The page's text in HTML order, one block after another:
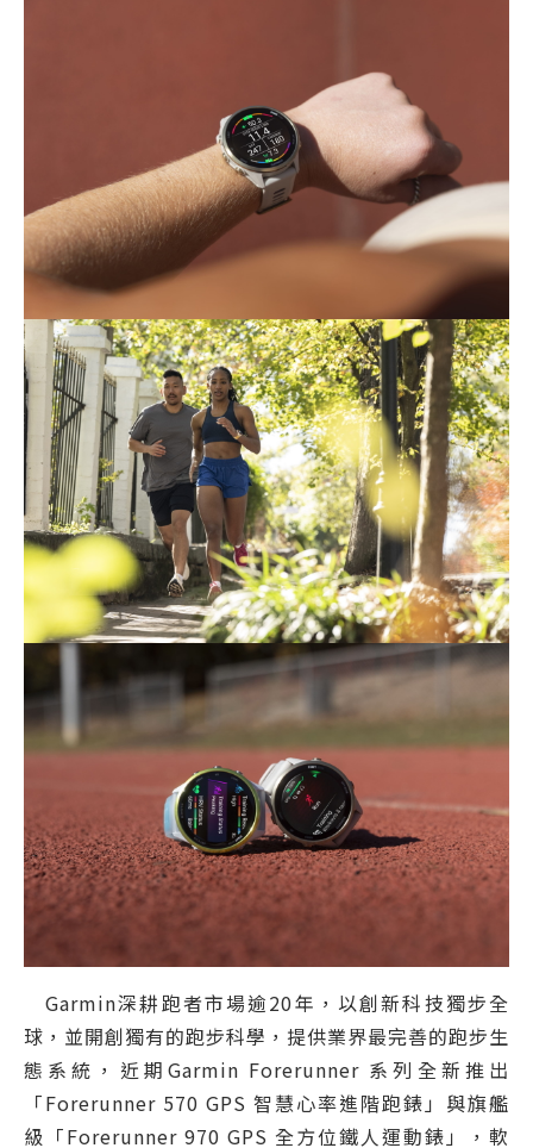
Garmin深耕跑者市場逾20年，以創新科技獨步全
球，並開創獨有的跑步科學，提供業界最完善的跑步生
態系統，近期Garmin Forerunner 系列全新推出
「Forerunner 570 GPS 智慧心率進階跑錶」與旗艦
級「Forerunner 970 GPS 全方位鐵人運動錶」，軟